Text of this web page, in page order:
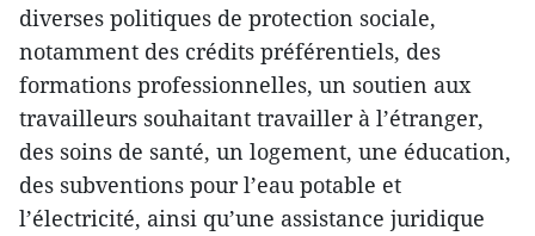
diverses politiques de protection sociale,
notamment des crédits préférentiels, des
formations professionnelles, un soutien aux
travailleurs souhaitant travailler à l’étranger,
des soins de santé, un logement, une éducation,
des subventions pour l’eau potable et
l’électricité, ainsi qu’une assistance juridique